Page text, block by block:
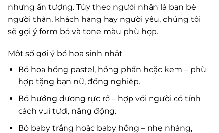
nhưng ấn tượng. Tùy theo người nhận là bạn bè,
người thân, khách hàng hay người yêu, chúng tôi
sẽ gợi ý form bó và tone màu phù hợp.
Một số gợi ý bó hoa sinh nhật
Bó hoa hồng pastel, hồng phấn hoặc kem – phù
hợp tặng bạn nữ, đồng nghiệp.
Bó hướng dương rực rỡ – hợp với người có tính
cách vui tươi, năng động.
Bó baby trắng hoặc baby hồng – nhẹ nhàng,